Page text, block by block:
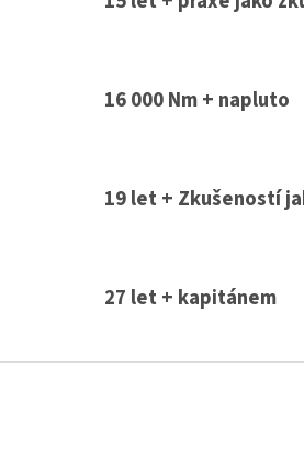
16 000 Nm + napluto
19 let + Zkušeností
27 let + kapitánem